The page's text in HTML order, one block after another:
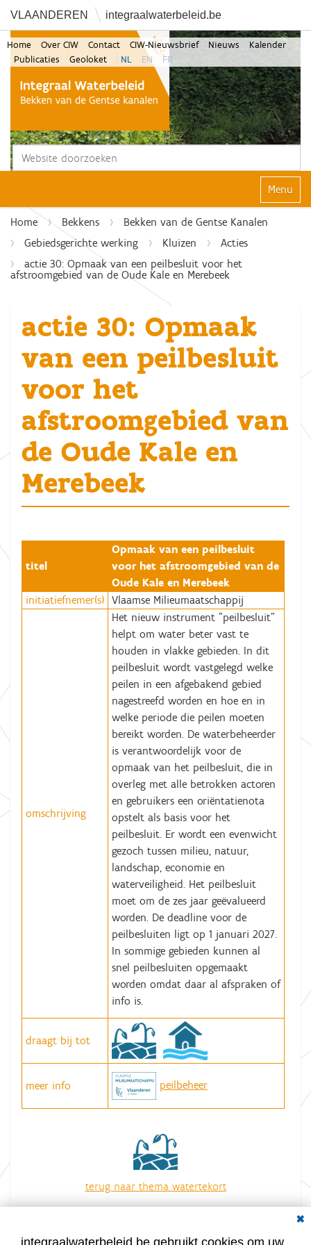
VLAANDEREN integraalwaterbeleid.be
Zoek
Home Over CIW Contact CIW-Nieuwsbrief Nieuws
Kalender
Publicaties
Geoloket NL EN FR
Klap
Home Bekkens
Bekken van de Gentse Kanalen
Gebiedsgerichte werking
Kluizen
Acties
actie 30: Opmaak van een peilbesluit voor het
afstroomgebied van de Oude Kale en Merebeek
actie 30: Opmaak
van een peilbesluit
voor het
afstroomgebied van
de Oude Kale en
Merebeek
titel
Opmaak van een peilbesluit
voor het afstroomgebied van de
Oude Kale en Merebeek
initiatiefnemer(s) Vlaamse Milieumaatschappij
omschrijving
Het nieuw instrument "peilbesluit"
helpt om water beter vast te
houden in vlakke gebieden. In dit
peilbesluit wordt vastgelegd welke
peilen in een afgebakend gebied
nagestreefd worden en hoe en in
welke periode die peilen moeten
bereikt worden. De waterbeheerder
is verantwoordelijk voor de
opmaak van het peilbesluit, die in
overleg met alle betrokken actoren
en gebruikers een oriëntatienota
opstelt als basis voor het
peilbesluit. Er wordt een evenwicht
gezoch tussen milieu, natuur,
landschap, economie en
waterveiligheid. Het peilbesluit
moet om de zes jaar geëvalueerd
worden. De deadline voor de
peilbesluiten ligt op 1 januari 2027.
In sommige gebieden kunnen al
snel peilbesluiten opgemaakt
worden omdat daar al afspraken of
info is.
draagt bij tot
meer info peilbeheer
terug naar thema watertekort
overzicht van alle acties
integraalwaterbeleid.be gebruikt cookies om uw